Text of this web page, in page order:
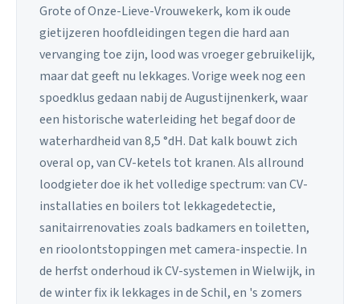
Grote of Onze-Lieve-Vrouwekerk, kom ik oude
gietijzeren hoofdleidingen tegen die hard aan
vervanging toe zijn, lood was vroeger gebruikelijk,
maar dat geeft nu lekkages. Vorige week nog een
spoedklus gedaan nabij de Augustijnenkerk, waar
een historische waterleiding het begaf door de
waterhardheid van 8,5 °dH. Dat kalk bouwt zich
overal op, van CV-ketels tot kranen. Als allround
loodgieter doe ik het volledige spectrum: van CV-
installaties en boilers tot lekkagedetectie,
sanitairrenovaties zoals badkamers en toiletten,
en rioolontstoppingen met camera-inspectie. In
de herfst onderhoud ik CV-systemen in Wielwijk, in
de winter fix ik lekkages in de Schil, en 's zomers